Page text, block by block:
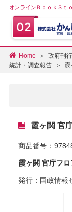
オンラインＢｏｏｋＳｔ
Home 政府刊
統計・調査報告
霞ヶ関 官
商品番号：
霞ヶ関 官庁フ
発行：国政情報